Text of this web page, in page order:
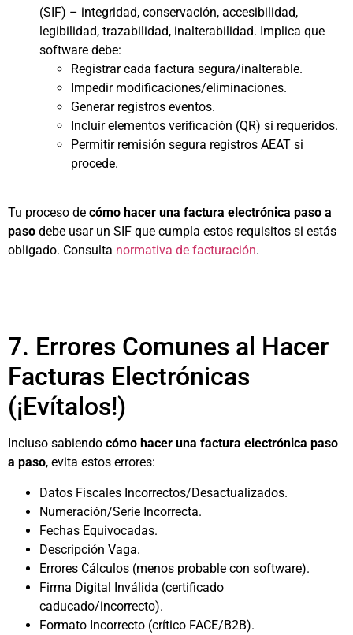
(SIF) – integridad, conservación, accesibilidad,
legibilidad, trazabilidad, inalterabilidad. Implica que
software debe:
Registrar cada factura segura/inalterable.
Impedir modificaciones/eliminaciones.
Generar registros eventos.
Incluir elementos verificación (QR) si requeridos.
Permitir remisión segura registros AEAT si
procede.
Tu proceso de cómo hacer una factura electrónica paso a
paso debe usar un SIF que cumpla estos requisitos si estás
obligado. Consulta normativa de facturación.
7. Errores Comunes al Hacer
Facturas Electrónicas
(¡Evítalos!)
Incluso sabiendo cómo hacer una factura electrónica paso
a paso, evita estos errores:
Datos Fiscales Incorrectos/Desactualizados.
Numeración/Serie Incorrecta.
Fechas Equivocadas.
Descripción Vaga.
Errores Cálculos (menos probable con software).
Firma Digital Inválida (certificado
caducado/incorrecto).
Formato Incorrecto (crítico FACE/B2B).